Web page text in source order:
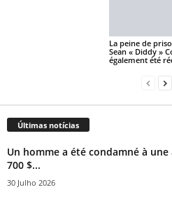
La peine de
Sean « Diddy »
également été
Últimas notícias
Un homme a été condamné à une
700 $...
30 Julho 2026